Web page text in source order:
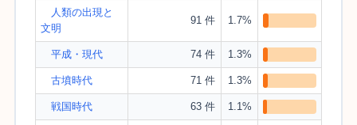
人類の出現と
文明
91 件 1.7%
平成・現代 74 件 1.3%
古墳時代 71 件 1.3%
戦国時代 63 件 1.1%